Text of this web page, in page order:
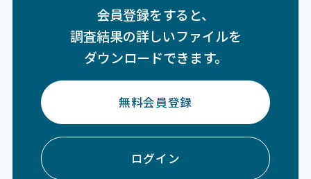
会員登録をすると、
調査結果の詳しいファイルを
ダウンロードできます。
無料会員登録
ログイン